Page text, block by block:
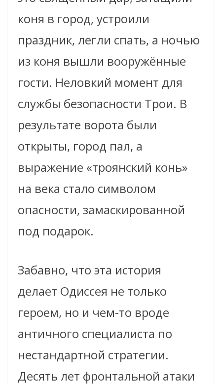
коня в город, устроили
праздник, легли спать, а ночью
из коня вышли вооружённые
гости. Неловкий момент для
службы безопасности Трои. В
результате ворота были
открыты, город пал, а
выражение «троянский конь»
на века стало символом
опасности, замаскированной
под подарок.
Забавно, что эта история
делает Одиссея не только
героем, но и чем-то вроде
античного специалиста по
нестандартной стратегии.
Десять лет фронтальной атаки